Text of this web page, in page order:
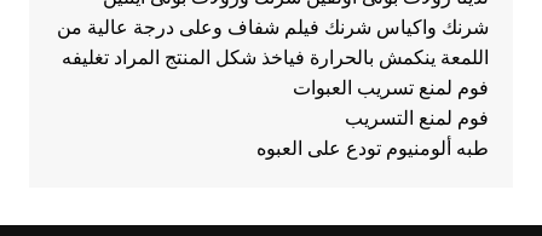
شرنك واكياس شرنك فيلم شفاف وعلى درجة عالية من
اللمعة ينكمش بالحرارة فياخذ شكل المنتج المراد تغليفه
فوم لمنع تسريب العبوات
فوم لمنع التسريب
طبه ألومنيوم تودع على العبوه